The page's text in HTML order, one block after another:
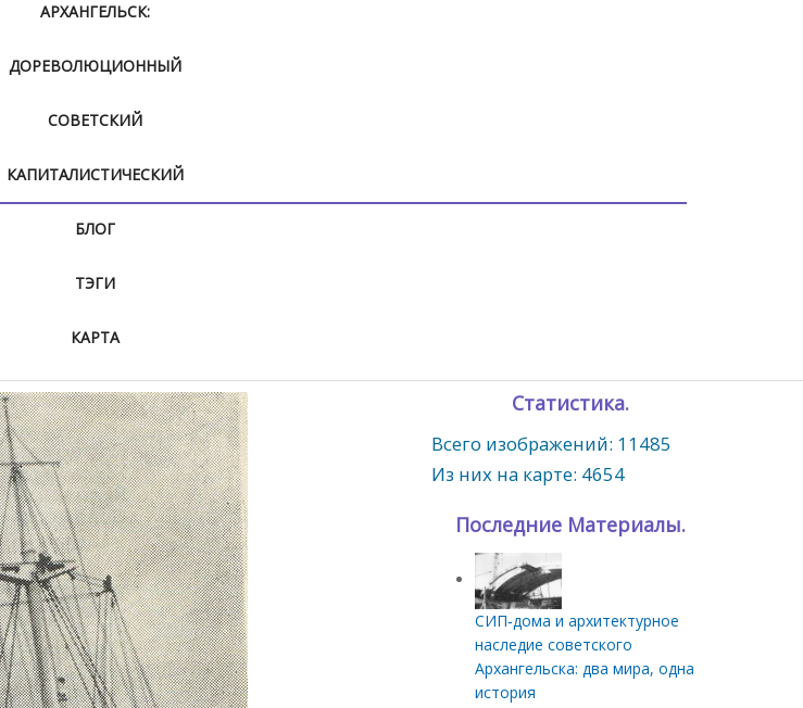
АРХАНГЕЛЬСК:
ДОРЕВОЛЮЦИОННЫЙ
СОВЕТСКИЙ
КАПИТАЛИСТИЧЕСКИЙ
БЛОГ
ТЭГИ
КАРТА
Статистика.
Всего изображений: 11485
Из них на карте: 4654
Последние Материалы.
СИП‑дома и архитектурное
наследие советского
Архангельска: два мира, одна
история